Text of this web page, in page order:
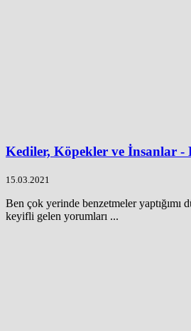
Kediler, Köpekler ve İnsanlar -
15.03.2021
Ben çok yerinde benzetmeler yaptığımı
keyifli gelen yorumları ...